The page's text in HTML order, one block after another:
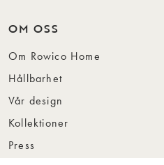
OM OSS
Om Rowico Home
Hållbarhet
Vår design
Kollektioner
Press